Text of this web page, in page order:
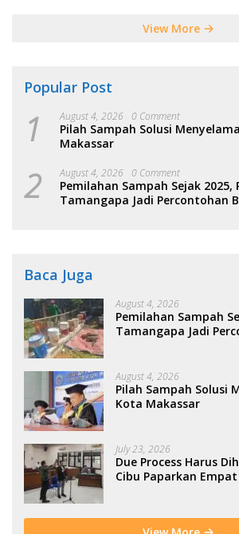
View More
Popular Post
1 August 4, 2026 0 Comment
Pilah Sampah Solusi
Makassar
2 August 4, 2026 0 Comment
Pemilahan Sampah Sejak 2025,
Tamangapa Jadi Percontohan
Baca Juga
August 4, 2026
Pemilahan Sampah
Tamangapa Jadi
August 4, 2026
Pilah Sampah Solusi
Kota Makassar
July 23, 2026
Due Process Harus
Cibu Paparkan